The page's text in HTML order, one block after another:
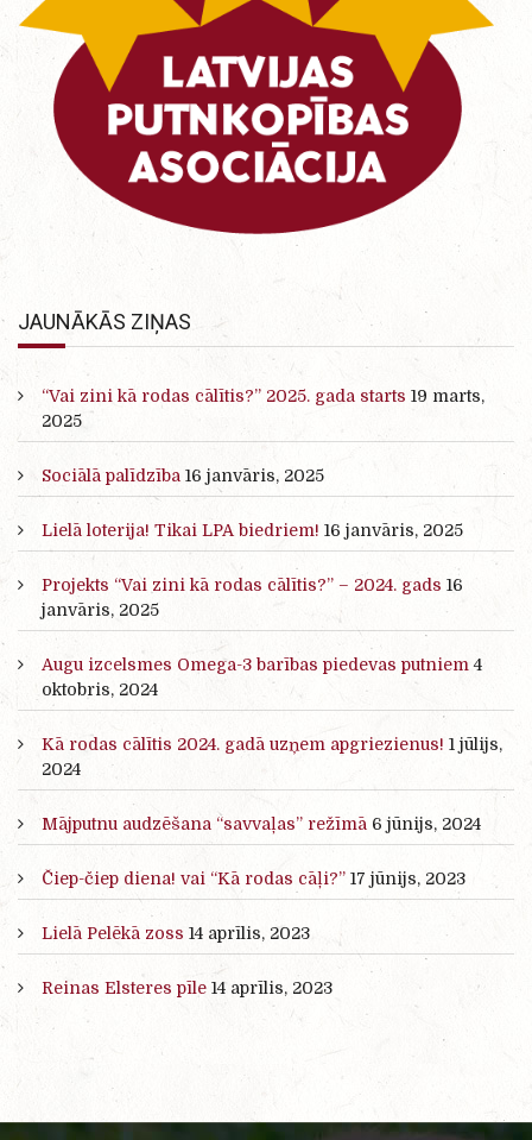
JAUNĀKĀS ZIŅAS
“Vai zini kā rodas cālītis?” 2025. gada starts 19 marts,
2025
Sociālā palīdzība 16 janvāris, 2025
Lielā loterija! Tikai LPA biedriem! 16 janvāris, 2025
Projekts “Vai zini kā rodas cālītis?” – 2024. gads 16
janvāris, 2025
Augu izcelsmes Omega-3 barības piedevas putniem 4
oktobris, 2024
Kā rodas cālītis 2024. gadā uzņem apgriezienus! 1 jūlijs,
2024
Mājputnu audzēšana “savvaļas” režīmā 6 jūnijs, 2024
Čiep-čiep diena! vai “Kā rodas cāļi?” 17 jūnijs, 2023
Lielā Pelēkā zoss 14 aprīlis, 2023
Reinas Elsteres pīle 14 aprīlis, 2023